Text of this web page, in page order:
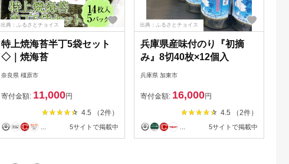
出典：ふるさとチョイス
特上焼海苔半丁5袋セット
◇｜焼海苔
奈良県 橿原市
寄付金額: 11,000円
4.5 （2件）
5サイトで掲載中
出典：ふるさとチョイス
兵庫県産味付のり『初摘
み』8切40枚×12個入
兵庫県 加東市
寄付金額: 16,000円
4.5 （2件）
5サイトで掲載中